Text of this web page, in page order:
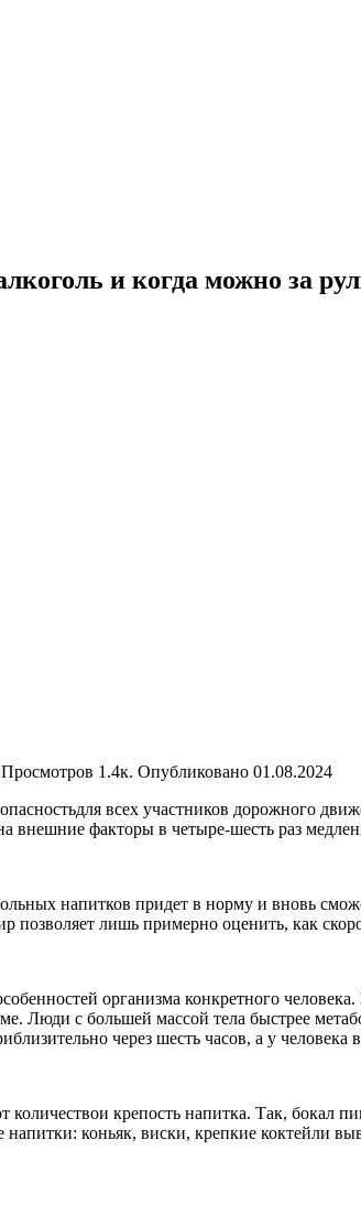
и когда можно за
Просмотров 1.4к. Опубликовано 01.08.2024
всех участников дорожного
внешние факторы в четыре-шесть раз
напитков придет в норму и вновь
позволяет лишь примерно оценить, как
организма конкретного
Люди с большей массой тела быстрее
через шесть часов, а у
крепость напитка. Так, бокал
коньяк, виски, крепкие коктейли